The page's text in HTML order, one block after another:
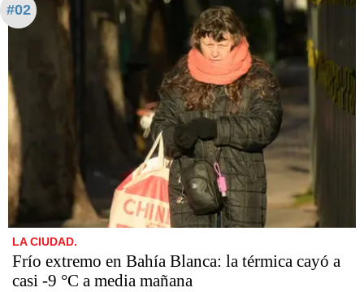
#02
LA CIUDAD.
Frío extremo en Bahía Blanca: la térmica cayó a
casi -9 °C a media mañana